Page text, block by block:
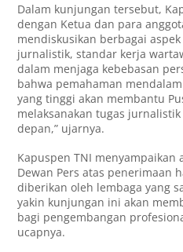
Dalam kunjungan tersebut,
dengan Ketua dan para
mendiskusikan berbagai
jurnalistik, standar kerja
dalam menjaga kebebasan
bahwa pemahaman
yang tinggi akan membantu
melaksanakan tugas
depan,” ujarnya.
Kapuspen TNI menyampaikan
Dewan Pers atas penerimaan
diberikan oleh lembaga yang
yakin kunjungan ini akan
bagi pengembangan
ucapnya.